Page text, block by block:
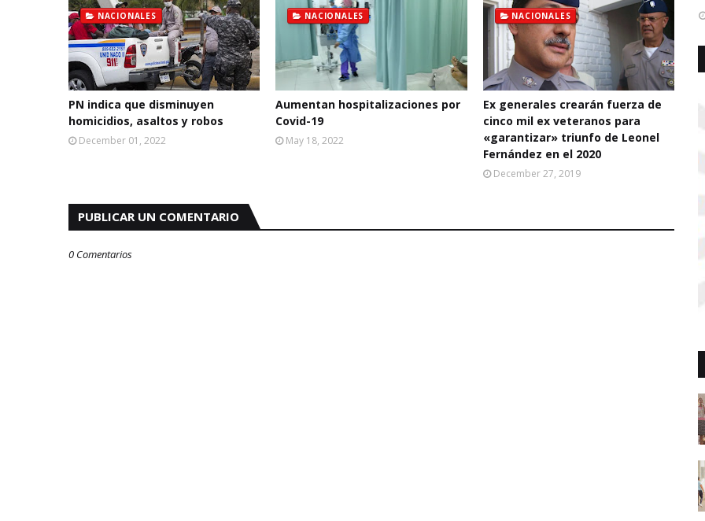
NACIONALES
PN indica que disminuyen
homicidios, asaltos y robos
December 01, 2022
NACIONALES
Aumentan hospitalizaciones por
Covid-19
May 18, 2022
NACIONALES
Ex generales crearán fuerza de
cinco mil ex veteranos para
«garantizar» triunfo de Leonel
Fernández en el 2020
December 27, 2019
PUBLICAR UN COMENTARIO
0 Comentarios